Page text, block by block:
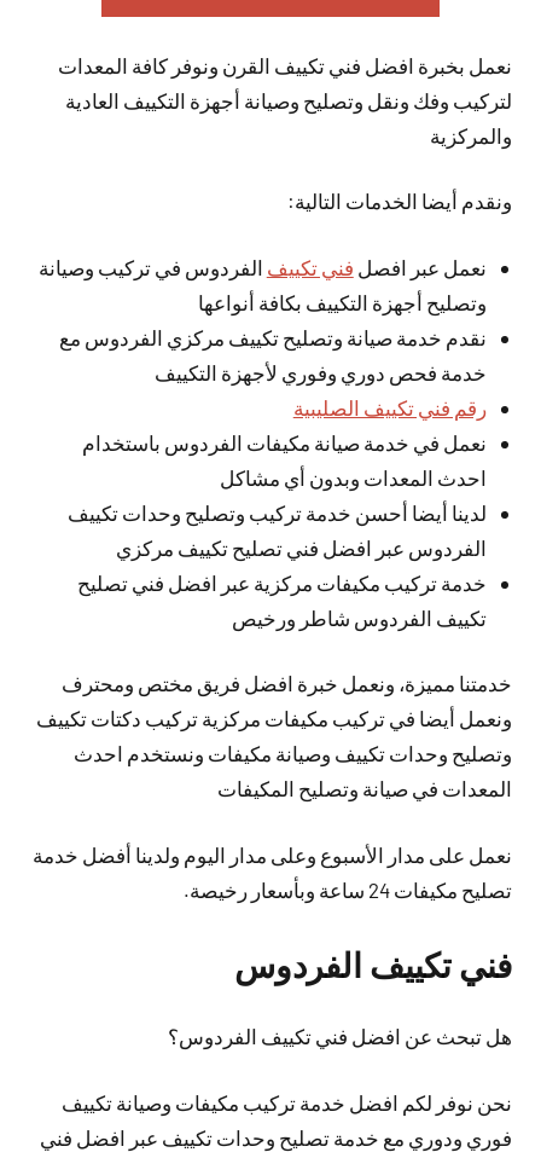
نعمل بخبرة افضل فني تكييف القرن ونوفر كافة المعدات
لتركيب وفك ونقل وتصليح وصيانة أجهزة التكييف العادية
والمركزية
ونقدم أيضا الخدمات التالية:
نعمل عبر افصل فني تكييف الفردوس في تركيب وصيانة
وتصليح أجهزة التكييف بكافة أنواعها
نقدم خدمة صيانة وتصليح تكييف مركزي الفردوس مع
خدمة فحص دوري وفوري لأجهزة التكييف
رقم فني تكييف الصليبية
نعمل في خدمة صيانة مكيفات الفردوس باستخدام
احدث المعدات وبدون أي مشاكل
لدينا أيضا أحسن خدمة تركيب وتصليح وحدات تكييف
الفردوس عبر افضل فني تصليح تكييف مركزي
خدمة تركيب مكيفات مركزية عبر افضل فني تصليح
تكييف الفردوس شاطر ورخيص
خدمتنا مميزة، ونعمل خبرة افضل فريق مختص ومحترف
ونعمل أيضا في تركيب مكيفات مركزية تركيب دكتات تكييف
وتصليح وحدات تكييف وصيانة مكيفات ونستخدم احدث
المعدات في صيانة وتصليح المكيفات
نعمل على مدار الأسبوع وعلى مدار اليوم ولدينا أفضل خدمة
تصليح مكيفات 24 ساعة وبأسعار رخيصة.
فني تكييف الفردوس
هل تبحث عن افضل فني تكييف الفردوس؟
نحن نوفر لكم افضل خدمة تركيب مكيفات وصيانة تكييف
فوري ودوري مع خدمة تصليح وحدات تكييف عبر افضل فني